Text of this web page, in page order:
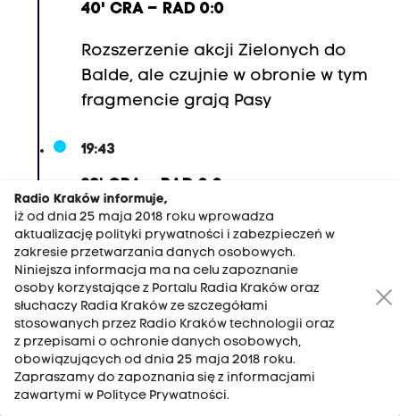
40' CRA – RAD 0:0
Rozszerzenie akcji Zielonych do
Balde, ale czujnie w obronie w tym
fragmencie grają Pasy
19:43
39' CRA – RAD 0:0
Ucierpiał w pojedynku z Tabsobą
Wójcik
19:42
38' CRA – RAD 0:0
Z kornera goście, wybijają
gospodarze, ale pozostajemy pod
Radio Kraków informuje,
iż od dnia 25 maja 2018 roku wprowadza
aktualizację polityki prywatności i zabezpieczeń w
zakresie przetwarzania danych osobowych.
Niniejsza informacja ma na celu zapoznanie
osoby korzystające z Portalu Radia Kraków oraz
słuchaczy Radia Kraków ze szczegółami
stosowanych przez Radio Kraków technologii oraz
z przepisami o ochronie danych osobowych,
obowiązujących od dnia 25 maja 2018 roku.
Zapraszamy do zapoznania się z informacjami
zawartymi w Polityce Prywatności.